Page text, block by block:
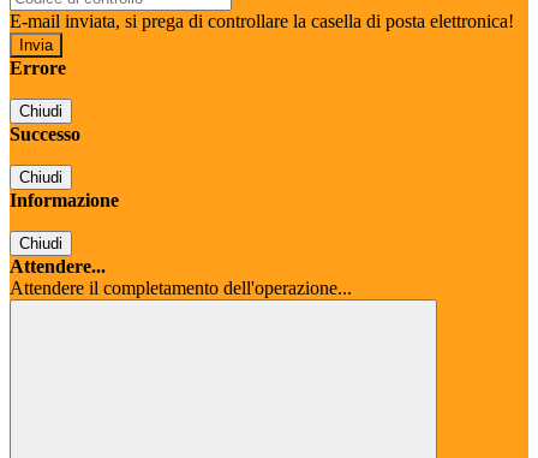
E-mail inviata, si prega di controllare la casella di posta elettronica!
Errore
Chiudi
Successo
Chiudi
Informazione
Chiudi
Attendere...
Attendere il completamento dell'operazione...